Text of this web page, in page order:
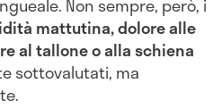
Non sempre, però, i
mattutina, dolore alle
al tallone o alla schiena
sottovalutati, ma